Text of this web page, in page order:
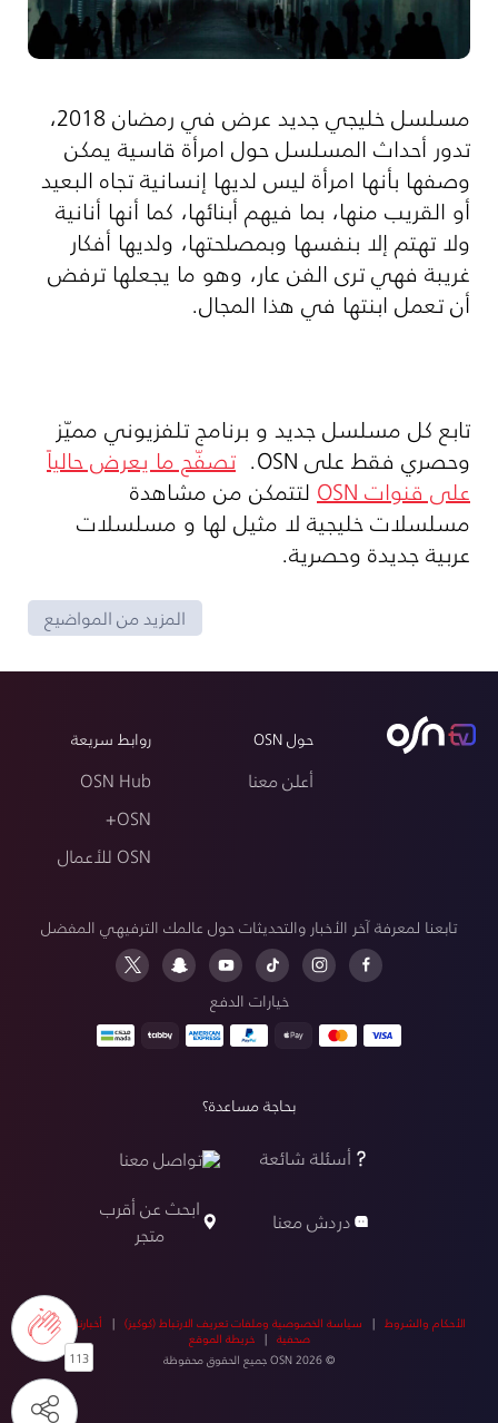
113
مسلسل خليجي جديد عرض في رمضان 2018،
تدور أحداث المسلسل حول امرأة قاسية يمكن
وصفها بأنها امرأة ليس لديها إنسانية تجاه البعيد
أو القريب منها، بما فيهم أبنائها، كما أنها أنانية
ولا تهتم إلا بنفسها وبمصلحتها، ولديها أفكار
غريبة فهي ترى الفن عار، وهو ما يجعلها ترفض
أن تعمل ابنتها في هذا المجال.
تابع كل مسلسل جديد و برنامج تلفزيوني مميّز
وحصري فقط على OSN. تصفّح ما يعرض حالياً
على قنوات OSN لتتمكن من مشاهدة
مسلسلات خليجية لا مثيل لها و مسلسلات
عربية جديدة وحصرية.
المزيد من المواضيع
حول OSN
أعلن معنا
روابط سريعة
OSN Hub
OSN+
OSN للأعمال
تابعنا لمعرفة آخر الأخبار والتحديثات حول عالمك الترفيهي المفضل
خيارات الدفع
بحاجة مساعدة؟
أسئلة شائعة
تواصل معنا
دردش معنا
ابحث عن أقرب
متجر
الأحكام والشروط | سياسة الخصوصية وملفات تعريف الارتباط (كوكيز) | أخبارنا|أخبار
صحفية |خريطة الموقع
© OSN 2026 جميع الحقوق محفوظة